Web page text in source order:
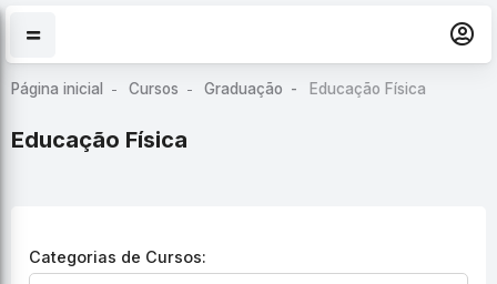
Ir para o conteúdo principal
Página inicial Cursos Graduação Educação Física
Educação Física
Categorias de Cursos: